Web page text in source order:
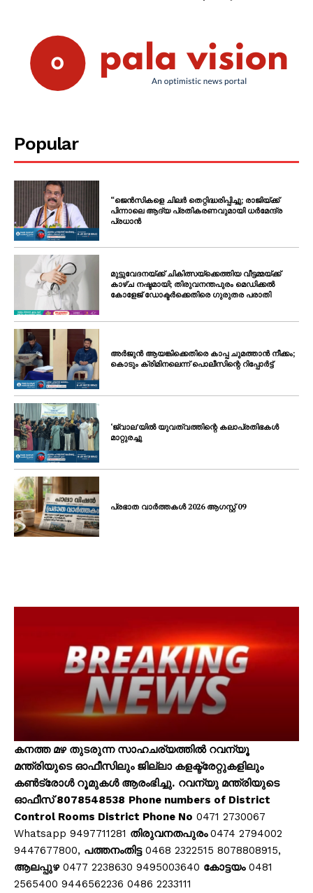
PALA VISION
Subscription Plans
Grievance Redressal
Popular
“ജെൻസികളെ ചിലർ തെറ്റിദ്ധരിപ്പിച്ചു; രാജിയ്ക്ക്
പിന്നാലെ ആദ്യ പ്രതികരണവുമായി ധർമേന്ദ്ര
പ്രധാൻ
മുട്ടുവേദനയ്ക്ക് ചികിത്സയ്‌ക്കെത്തിയ വീട്ടമ്മയ്ക്ക്
കാഴ്ച നഷ്ടമായി; തിരുവനന്തപുരം മെഡിക്കൽ
കോളേജ് ഡോക്ടർക്കെതിരെ ഗുരുതര പരാതി
അർജുൻ ആയങ്കിക്കെതിരെ കാപ്പ ചുമത്താൻ നീക്കം;
കൊടും ക്രിമിനലെന്ന് പൊലീസിന്റെ റിപ്പോർട്ട്
‘ജ്വാല’യിൽ യുവത്വത്തിന്റെ കലാപ്രതിഭകൾ
മാറ്റുരച്ചു
പ്രഭാത വാർത്തകൾ 2026 ആഗസ്റ്റ് 09
കനത്ത മഴ തുടരുന്ന സാഹചര്യത്തിൽ റവന്യൂ
മന്ത്രിയുടെ ഓഫീസിലും ജില്ലാ കളക്ട്രേറ്റുകളിലും
കൺട്രോൾ റൂമുകൾ ആരംഭിച്ചു. റവന്യു മന്ത്രിയുടെ
ഓഫീസ് 8078548538 Phone numbers of District
Control Rooms District Phone No 0471 2730067
Whatsapp 9497711281 തിരുവനതപുരം0474 2794002
9447677800, പത്തനംതിട്ട0468 2322515 8078808915,
ആലപ്പുഴ0477 2238630 9495003640 കോട്ടയം0481
2565400 9446562236 0486 2233111